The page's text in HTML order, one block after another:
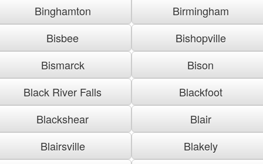
Binghamton
Birmingham
Bisbee
Bishopville
Bismarck
Bison
Black River Falls
Blackfoot
Blackshear
Blair
Blairsville
Blakely